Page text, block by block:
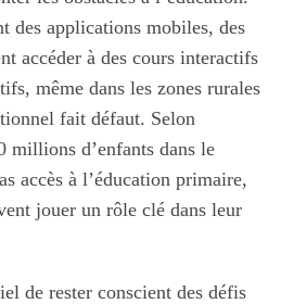
des applications mobiles, des
accéder à des cours interactifs
même dans les zones rurales
fait défaut. Selon
millions d’enfants dans le
accès à l’éducation primaire,
jouer un rôle clé dans leur
de rester conscient des défis